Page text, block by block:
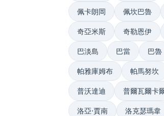
佩卡朗岡 佩坎巴魯
奇亞米斯 奇勒恩伊
巴淡島 巴當 巴魯
帕雅庫姆布 帕馬努坎
普沃達迪 普爾瓦爾卡
洛亞·賈南 洛克瑟瑪韋